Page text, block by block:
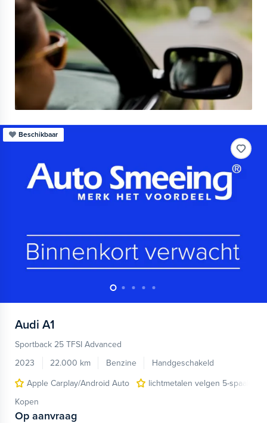
Beschikbaar
Audi A1
Sportback 25 TFSI Advanced
2023
22.000 km Benzine
Handgeschakeld
Apple Carplay/Android Auto
lichtmetalen velgen 5-spaaks
Kopen
Op aanvraag